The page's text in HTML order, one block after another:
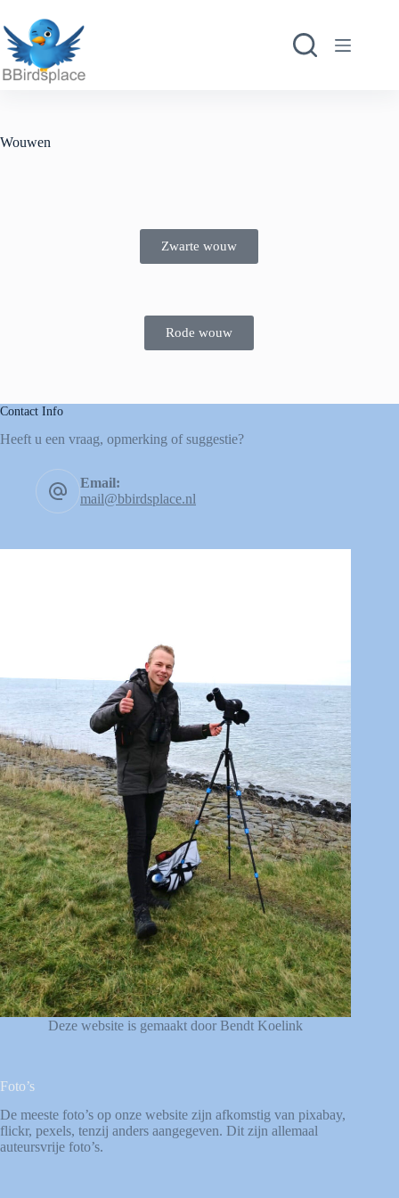
Wouwen
Zwarte wouw
Rode wouw
Contact Info
Heeft u een vraag, opmerking of suggestie?
Email:
mail@bbirdsplace.nl
Deze website is gemaakt door Bendt Koelink
Foto’s
De meeste foto’s op onze website zijn afkomstig van pixabay,
flickr, pexels, tenzij anders aangegeven. Dit zijn allemaal
auteursvrije foto’s.